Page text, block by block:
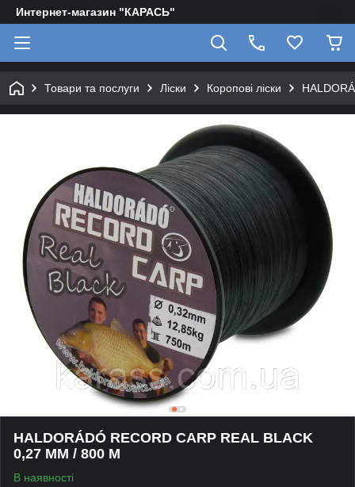
Интернет-магазин "КАРАСЬ"
Товари та послуги Ліски Коропові ліски
HALDORÁDÓ RECORD CARP REAL BLACK
0,27 MM / 800 M
В наявності